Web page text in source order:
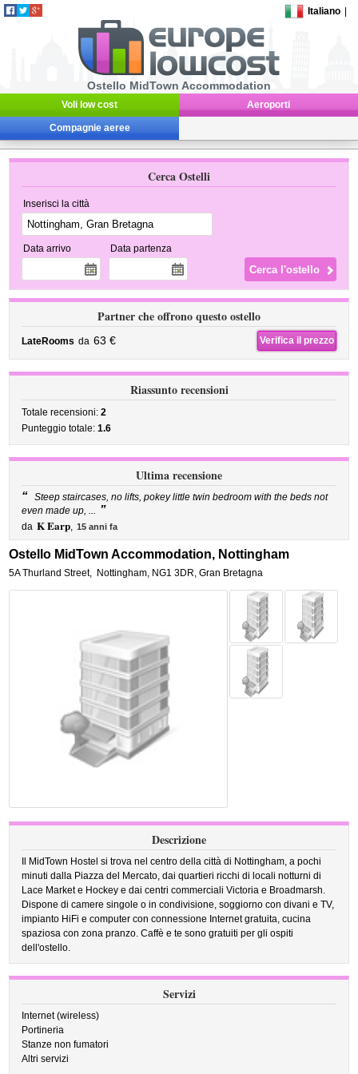
Italiano
Ostello MidTown Accommodation
Voli low cost Aeroporti
Compagnie aeree
Cerca Ostelli
Inserisci la città
Data arrivo Data partenza
Partner che offrono questo ostello
LateRooms da 63 € Verifica il prezzo
Riassunto recensioni
Totale recensioni:2
Punteggio totale:1.6
Ultima recensione
“ Steep staircases, no lifts, pokey little twin bedroom with the beds not
even made up, ... ”
da K Earp, 15 anni fa
Ostello MidTown Accommodation, Nottingham
5A Thurland Street, Nottingham, NG1 3DR, Gran Bretagna
Descrizione
Il MidTown Hostel si trova nel centro della città di Nottingham, a pochi
minuti dalla Piazza del Mercato, dai quartieri ricchi di locali notturni di
Lace Market e Hockey e dai centri commerciali Victoria e Broadmarsh.
Dispone di camere singole o in condivisione, soggiorno con divani e TV,
impianto HiFi e computer con connessione Internet gratuita, cucina
spaziosa con zona pranzo. Caffè e te sono gratuiti per gli ospiti
dell'ostello.
Servizi
Internet (wireless)
Portineria
Stanze non fumatori
Altri servizi